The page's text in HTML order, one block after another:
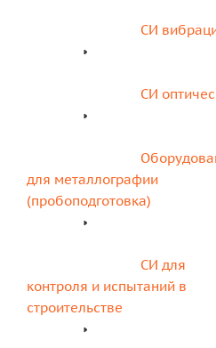
СИ
СИ
для металлографии
(пробоподготовка)
СИ для
контроля и испытаний в
строительстве